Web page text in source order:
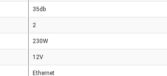
35db
2
230W
12V
Ethernet